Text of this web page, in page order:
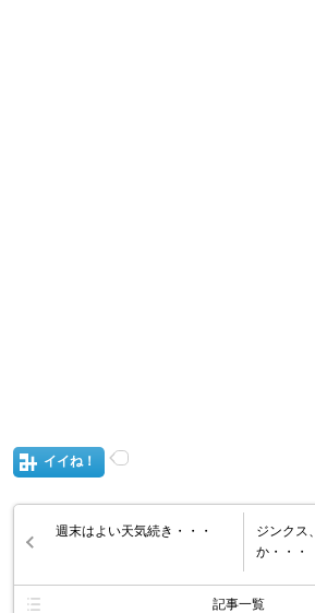
イイね！
週末はよい天気続き・・・
ジンクス
か・・・
記事一覧